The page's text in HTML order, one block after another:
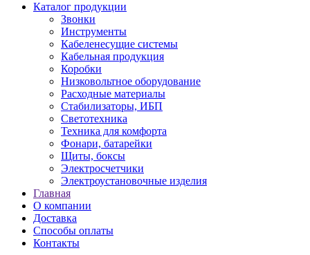
Каталог продукции
Звонки
Инструменты
Кабеленесущие системы
Кабельная продукция
Коробки
Низковольтное оборудование
Расходные материалы
Стабилизаторы, ИБП
Светотехника
Техника для комфорта
Фонари, батарейки
Щиты, боксы
Электросчетчики
Электроустановочные изделия
Главная
О компании
Доставка
Способы оплаты
Контакты